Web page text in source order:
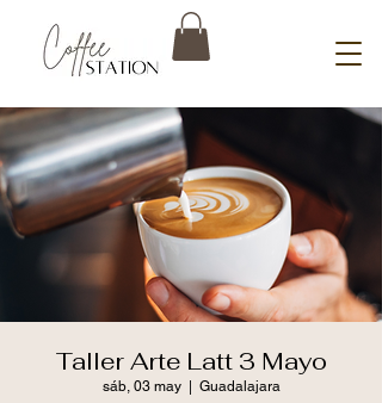
Taller Arte Latt 3 Mayo
sáb, 03 may
  |
Guadalajara